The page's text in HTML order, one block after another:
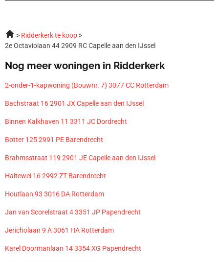
Ridderkerk te koop
2e Octaviolaan 44 2909 RC Capelle aan den IJssel
Nog meer woningen in Ridderkerk
2-onder-1-kapwoning (Bouwnr. 7) 3077 CC Rotterdam
Bachstraat 16 2901 JX Capelle aan den IJssel
Binnen Kalkhaven 11 3311 JC Dordrecht
Botter 125 2991 PE Barendrecht
Brahmsstraat 119 2901 JE Capelle aan den IJssel
Haltewei 16 2992 ZT Barendrecht
Houtlaan 93 3016 DA Rotterdam
Jan van Scorelstraat 4 3351 JP Papendrecht
Jericholaan 9 A 3061 HA Rotterdam
Karel Doormanlaan 14 3354 XG Papendrecht